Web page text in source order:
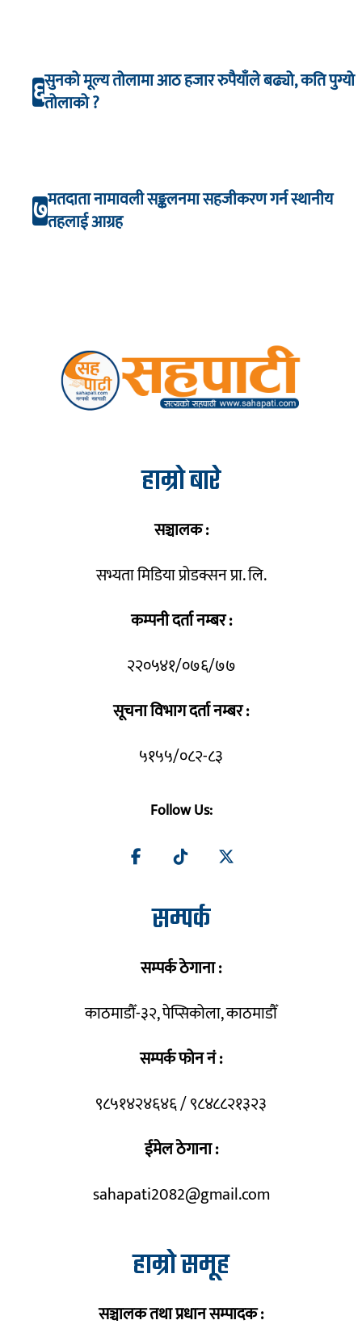
६सुनको मूल्य तोलामा आठ हजार रुपैयाँले बढ्यो, कति पुग्यो
तोलाको ?
७मतदाता नामावली सङ्कलनमा सहजीकरण गर्न स्थानीय
तहलाई आग्रह
हाम्रो बारे
सञ्चालक :
सभ्यता मिडिया प्रोडक्सन प्रा. लि.
कम्पनी दर्ता नम्बर :
२२०५४१/०७६/७७
सूचना विभाग दर्ता नम्बर :
५१५५/०८२-८३
Follow Us:
सम्पर्क
सम्पर्क ठेगाना :
काठमाडौँ-३२, पेप्सिकोला, काठमाडौँ
सम्पर्क फोन नं :
९८५१४२४६४६ / ९८४८८२१३२३
ईमेल ठेगाना :
sahapati2082@gmail.com
हाम्रो समूह
सञ्चालक तथा प्रधान सम्पादक :